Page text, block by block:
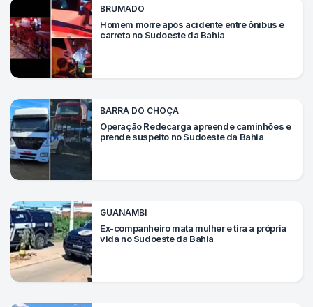
BRUMADO
Homem morre após acidente entre ônibus e
carreta no Sudoeste da Bahia
BARRA DO CHOÇA
Operação Redecarga apreende caminhões e
prende suspeito no Sudoeste da Bahia
GUANAMBI
Ex-companheiro mata mulher e tira a própria
vida no Sudoeste da Bahia